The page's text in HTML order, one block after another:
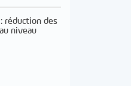
réduction des
niveau